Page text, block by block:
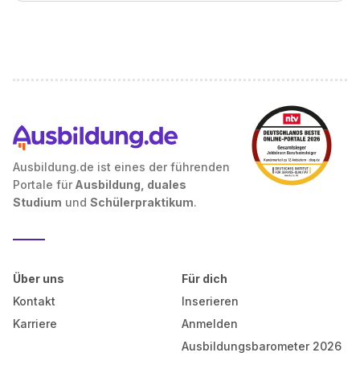
Ausbildung.de ist eines der führenden
Portale für Ausbildung, duales
Studium und Schülerpraktikum.
Über uns
Kontakt
Karriere
Für dich
Inserieren
Anmelden
Ausbildungsbarometer 2026